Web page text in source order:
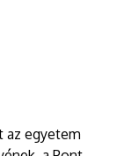
az egyetem